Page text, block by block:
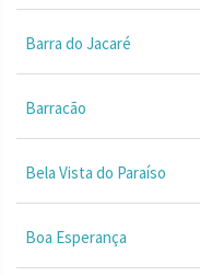
Barra do Jacaré
Barracão
Bela Vista do Paraíso
Boa Esperança